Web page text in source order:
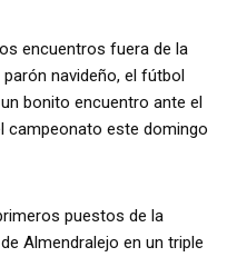
encuentros fuera de la
navideño, el fútbol
bonito encuentro ante el
campeonato este domingo
puestos de la
Almendralejo en un triple